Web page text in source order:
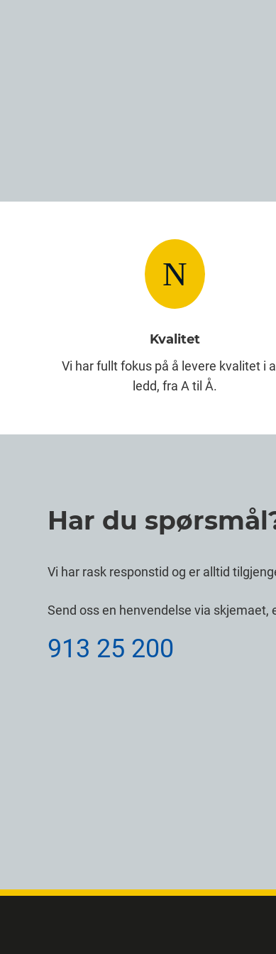
N
Kvalitet
Vi har fullt fokus på å levere kvalitet i
ledd, fra A til Å.
Har du
​Vi har rask responstid og er alltid
Send oss en henvendelse via skjemaet,
913 25 200